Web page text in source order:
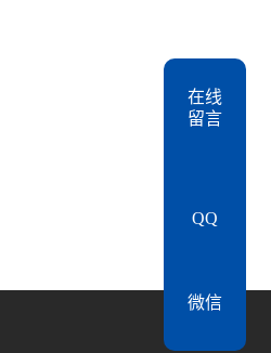
在线
留言
QQ
微信